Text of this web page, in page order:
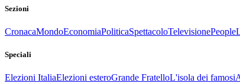
Sezioni
CronacaMondoEconomiaPoliticaSpettacoloTelevisionePeople
Speciali
Elezioni ItaliaElezioni esteroGrande FratelloL'isola dei famosi